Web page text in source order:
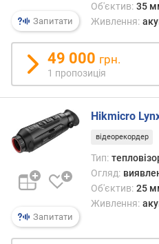
а
з
д
а
т
н
т
ь
л
і
і
Запитати
Об'єктив: 35
Живлення:
49 000 грн.
1 пропозиція
Запитати
Hikmicro
відеорекордер
Тип:
Огляд:
Об'єктив: 25
Живлення: